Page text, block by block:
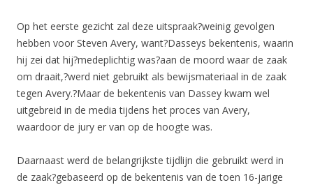
Op het eerste gezicht zal deze uitspraak?weinig gevolgen
hebben voor Steven Avery, want?Dasseys bekentenis, waarin
hij zei dat hij?medeplichtig was?aan de moord waar de zaak
om draait,?werd niet gebruikt als bewijsmateriaal in de zaak
tegen Avery.?Maar de bekentenis van Dassey kwam wel
uitgebreid in de media tijdens het proces van Avery,
waardoor de jury er van op de hoogte was.
Daarnaast werd de belangrijkste tijdlijn die gebruikt werd in
de zaak?gebaseerd op de bekentenis van de toen 16-jarige